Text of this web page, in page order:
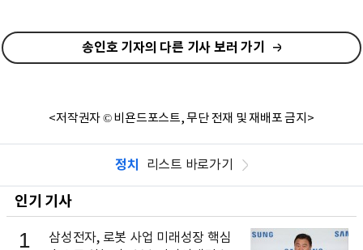
송인호 기자의 다른 기사 보러 가기
<저작권자 © 비욘드포스트, 무단 전재 및 재배포 금지>
정치 리스트 바로가기
인기 기사
1
삼성전자, 로봇 사업 미래성장 핵심